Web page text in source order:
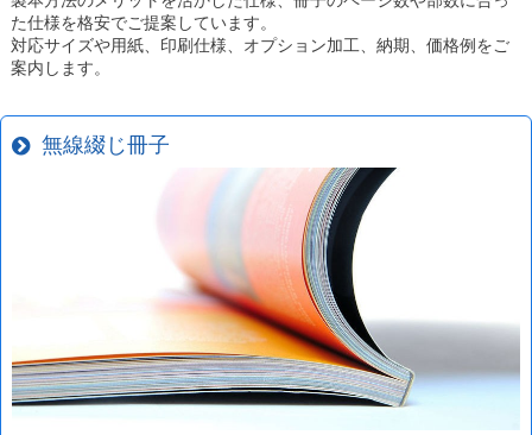
た仕様を格安でご提案しています。
対応サイズや用紙、印刷仕様、オプション加工、納期、価格例をご
案内します。
無線綴じ冊子